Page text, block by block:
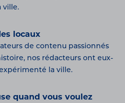
ville.
locaux
de contenu passionnés
nos rédacteurs ont eux-
la ville.
quand vous voulez